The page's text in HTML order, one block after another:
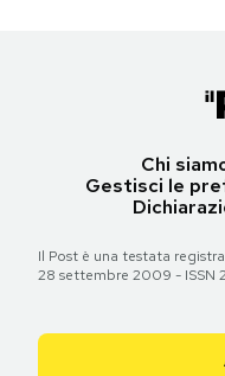
Chi
Gestisci le
Il Post è una testata
28 settembre 2009 - ISSN